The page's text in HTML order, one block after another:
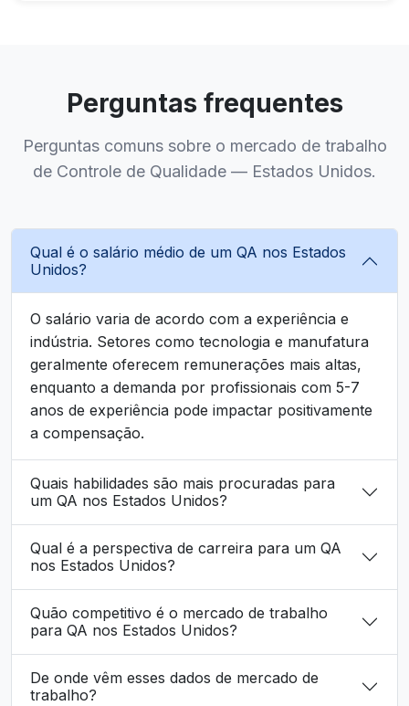
Perguntas frequentes
Perguntas comuns sobre o mercado de trabalho
de Controle de Qualidade — Estados Unidos.
Qual é o salário médio de um QA nos Estados
Unidos?
O salário varia de acordo com a experiência e
indústria. Setores como tecnologia e manufatura
geralmente oferecem remunerações mais altas,
enquanto a demanda por profissionais com 5-7
anos de experiência pode impactar positivamente
a compensação.
Quais habilidades são mais procuradas para
um QA nos Estados Unidos?
Qual é a perspectiva de carreira para um QA
nos Estados Unidos?
Quão competitivo é o mercado de trabalho
para QA nos Estados Unidos?
De onde vêm esses dados de mercado de
trabalho?